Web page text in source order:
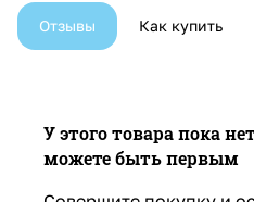
Отзывы Как купить
У этого товара пока
можете быть первым